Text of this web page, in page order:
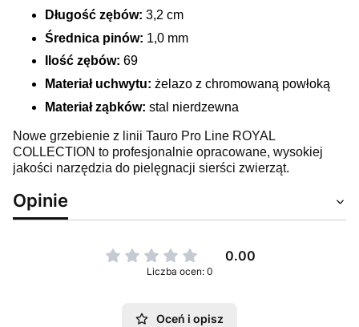
Długość zębów: 3,2 cm
Średnica pinów: 1,0 mm
Ilość zębów: 69
Materiał uchwytu: żelazo z chromowaną powłoką
Materiał ząbków: stal nierdzewna
Nowe grzebienie z linii Tauro Pro Line ROYAL
COLLECTION to profesjonalnie opracowane, wysokiej
jakości narzędzia do pielęgnacji sierści zwierząt.
Opinie
0.00
Liczba ocen: 0
Oceń i opisz